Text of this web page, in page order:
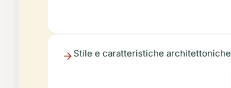
Stile e caratteristiche architettoniche